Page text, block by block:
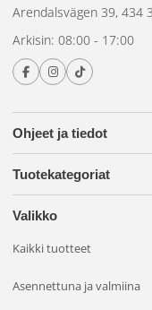
Ohjeet ja tiedot
Tuotekategoriat
Valikko
Kaikki tuotteet
Asennettuna ja valmiina
Arendalsvägen 39, 434
Arkisin: 08:00 - 17:00